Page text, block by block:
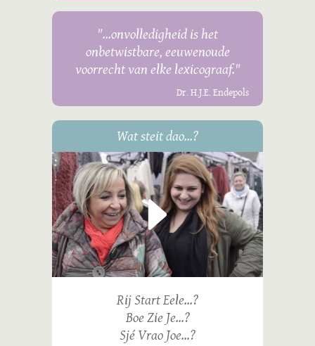
"...onvolledigheid is het
onbetwistbare, eeuwenoude
voorrecht van elke lexicograaf."
Dr. H.J.E. Endepols
Wat steit dao...?
Rij Start Eele...?
Boe Zie Je...?
Sjé Vrao Joe...?